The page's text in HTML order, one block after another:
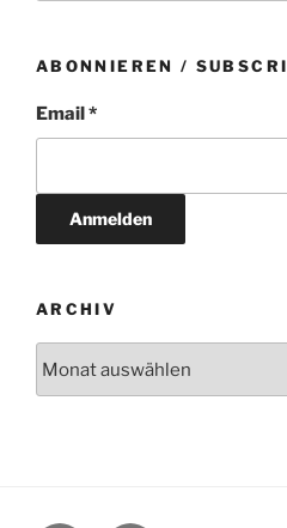
ABONNIEREN /
Email *
ARCHIV